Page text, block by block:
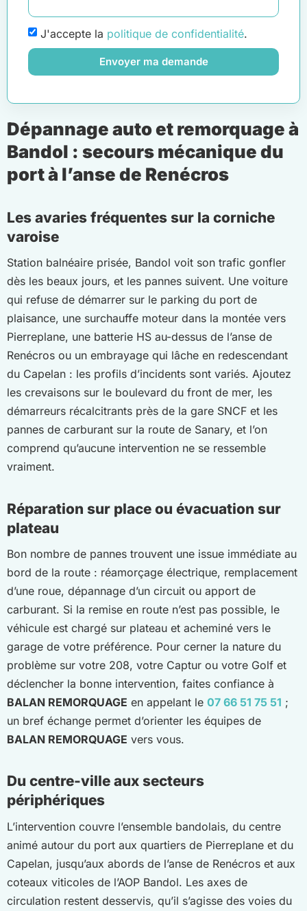
J'accepte la politique de confidentialité.
Envoyer ma demande
Dépannage auto et remorquage à
Bandol : secours mécanique du
port à l’anse de Renécros
Les avaries fréquentes sur la corniche
varoise
Station balnéaire prisée, Bandol voit son trafic gonfler
dès les beaux jours, et les pannes suivent. Une voiture
qui refuse de démarrer sur le parking du port de
plaisance, une surchauffe moteur dans la montée vers
Pierreplane, une batterie HS au-dessus de l’anse de
Renécros ou un embrayage qui lâche en redescendant
du Capelan : les profils d’incidents sont variés. Ajoutez
les crevaisons sur le boulevard du front de mer, les
démarreurs récalcitrants près de la gare SNCF et les
pannes de carburant sur la route de Sanary, et l’on
comprend qu’aucune intervention ne se ressemble
vraiment.
Réparation sur place ou évacuation sur
plateau
Bon nombre de pannes trouvent une issue immédiate au
bord de la route : réamorçage électrique, remplacement
d’une roue, dépannage d’un circuit ou apport de
carburant. Si la remise en route n’est pas possible, le
véhicule est chargé sur plateau et acheminé vers le
garage de votre préférence. Pour cerner la nature du
problème sur votre 208, votre Captur ou votre Golf et
déclencher la bonne intervention, faites confiance à
BALAN REMORQUAGE en appelant le 07 66 51 75 51 ;
un bref échange permet d’orienter les équipes de
BALAN REMORQUAGE vers vous.
Du centre-ville aux secteurs
périphériques
L’intervention couvre l’ensemble bandolais, du centre
animé autour du port aux quartiers de Pierreplane et du
Capelan, jusqu’aux abords de l’anse de Renécros et aux
coteaux viticoles de l’AOP Bandol. Les axes de
circulation restent desservis, qu’il s’agisse des voies du